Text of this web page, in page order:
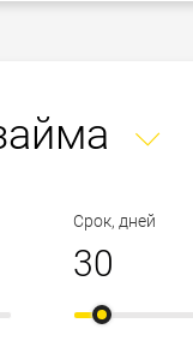
Срок, дней